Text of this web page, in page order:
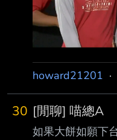
howard21201 ·
30 [閒聊] 喵總A
如果大餅如願下